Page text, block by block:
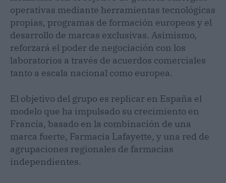
operativas mediante herramientas tecnológicas
propias, programas de formación europeos y el
desarrollo de marcas exclusivas. Asimismo,
reforzará el poder de negociación con los
laboratorios a través de acuerdos comerciales
tanto a escala nacional como europea.
El objetivo del grupo es replicar en España el
modelo que ha impulsado su crecimiento en
Francia, basado en la combinación de una
marca fuerte, Farmacia Lafayette, y una red de
agrupaciones regionales de farmacias
independientes.